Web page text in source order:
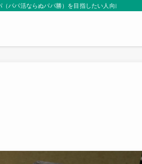
パパ活ならぬパパ勝）を目指したい人向けサイト。